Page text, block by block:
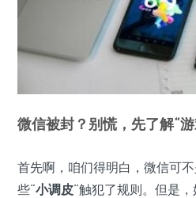
微信被封？别慌，先了解“
首先啊，咱们得明白，微信可
些“小调皮”触犯了规则。但是